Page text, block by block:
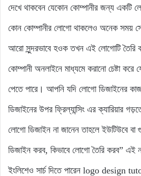
দেখে থাকবেন যেকোন কোম্পানীর জন্য একটি
কোন কোম্পানীর লোগো থাকলেও অনেক সময় সে
আরো সুন্দরভাবে হওক তখন এই লোগোটি তৈরি
কোম্পানী অনলাইনে মাধ্যমে করানো চেষ্টা
পেতে পারে। আপনি যদি লোগো ডিজাইনের
ডিজাইনের উপর ফ্রিল্যান্সিং এর ক্যারিয়ার
লোগো ডিজাইন না জানেন তাহলে ইউটিউবে বা
ডিজাইন করব, কিভাবে লোগো তৈরি করব” এই
ইংলিশেও সার্চ দিতে পারেন logo design